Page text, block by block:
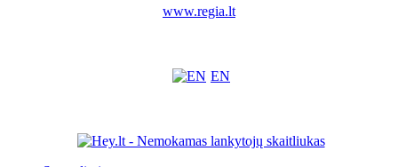
www.regia.lt
EN